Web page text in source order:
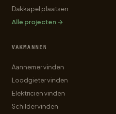
Dakkapel plaatsen
Alle projecten →
VAKMANNEN
Aannemer vinden
Loodgieter vinden
Elektricien vinden
Schilder vinden